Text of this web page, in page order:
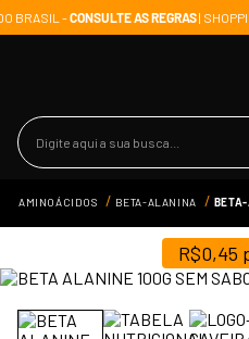
BRASIL -CONSULTE AS REGRAS|
Digite aqui a sua busca...
AMINOÁCIDOS BETA-ALANINA
R$0,45